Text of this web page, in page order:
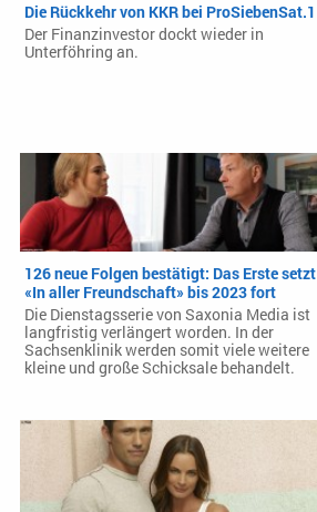
Die Rückkehr von KKR bei ProSiebenSat.1
Der Finanzinvestor dockt wieder in
Unterföhring an.
126 neue Folgen bestätigt: Das Erste setzt
«In aller Freundschaft» bis 2023 fort
Die Dienstagsserie von Saxonia Media ist
langfristig verlängert worden. In der
Sachsenklinik werden somit viele weitere
kleine und große Schicksale behandelt.